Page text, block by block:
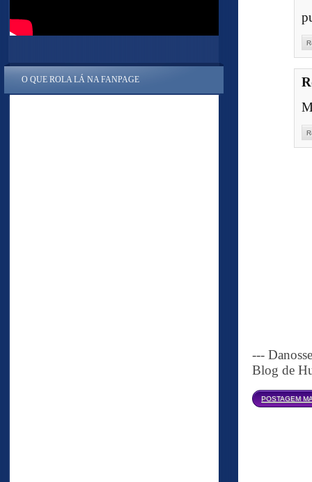
---
Blog de
POSTAGEM
O QUE ROLA LÁ NA FANPAGE